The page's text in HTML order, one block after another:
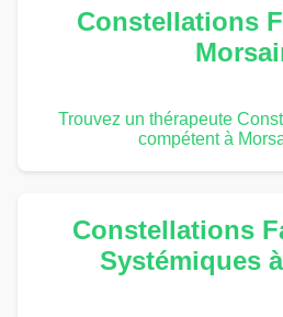
Constellations
Trouvez un thérapeute
compétent à
Constellations
Systémiques